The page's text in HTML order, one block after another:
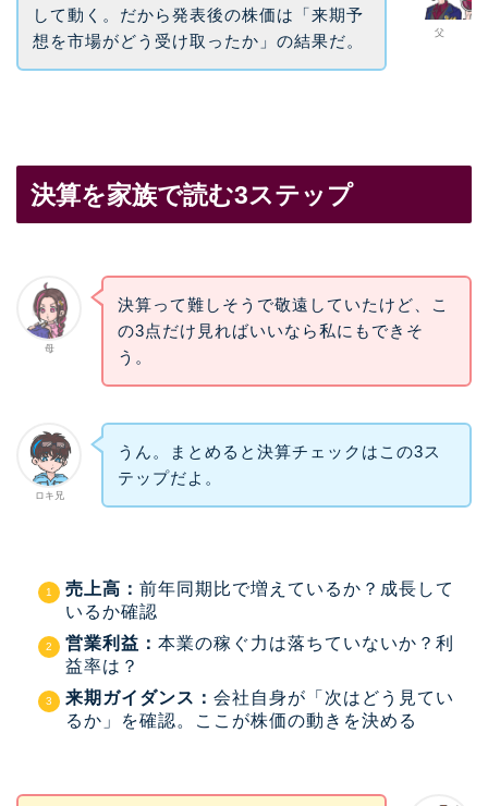
父
して動く。だから発表後の株価は「来期予
想を市場がどう受け取ったか」の結果だ。
決算を家族で読む3ステップ
母
決算って難しそうで敬遠していたけど、こ
の3点だけ見ればいいなら私にもできそ
う。
ロキ兄
うん。まとめると決算チェックはこの3ス
テップだよ。
売上高： 前年同期比で増えているか？成長して
いるか確認
営業利益： 本業の稼ぐ力は落ちていないか？利
益率は？
来期ガイダンス： 会社自身が「次はどう見てい
るか」を確認。ここが株価の動きを決める